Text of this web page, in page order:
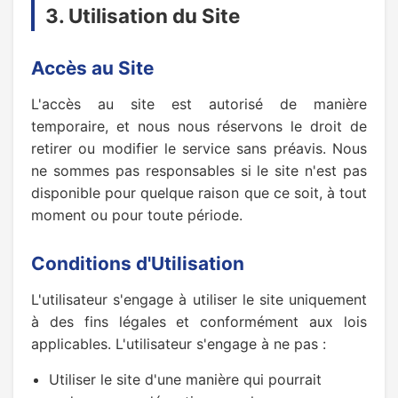
3. Utilisation du Site
Accès au Site
L'accès au site est autorisé de manière
temporaire, et nous nous réservons le droit de
retirer ou modifier le service sans préavis. Nous
ne sommes pas responsables si le site n'est pas
disponible pour quelque raison que ce soit, à tout
moment ou pour toute période.
Conditions d'Utilisation
L'utilisateur s'engage à utiliser le site uniquement
à des fins légales et conformément aux lois
applicables. L'utilisateur s'engage à ne pas :
Utiliser le site d'une manière qui pourrait